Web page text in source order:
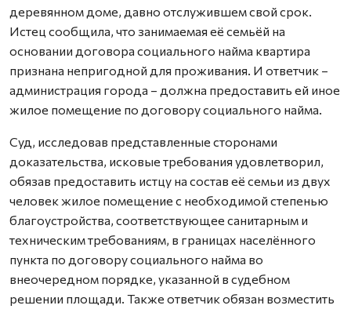
деревянном доме, давно отслужившем свой срок.
Истец сообщила, что занимаемая её семьёй на
основании договора социального найма квартира
признана непригодной для проживания. И ответчик –
администрация города – должна предоставить ей иное
жилое помещение по договору социального найма.
Суд, исследовав представленные сторонами
доказательства, исковые требования удовлетворил,
обязав предоставить истцу на состав её семьи из двух
человек жилое помещение с необходимой степенью
благоустройства, соответствующее санитарным и
техническим требованиям, в границах населённого
пункта по договору социального найма во
внеочередном порядке, указанной в судебном
решении площади. Также ответчик обязан возместить